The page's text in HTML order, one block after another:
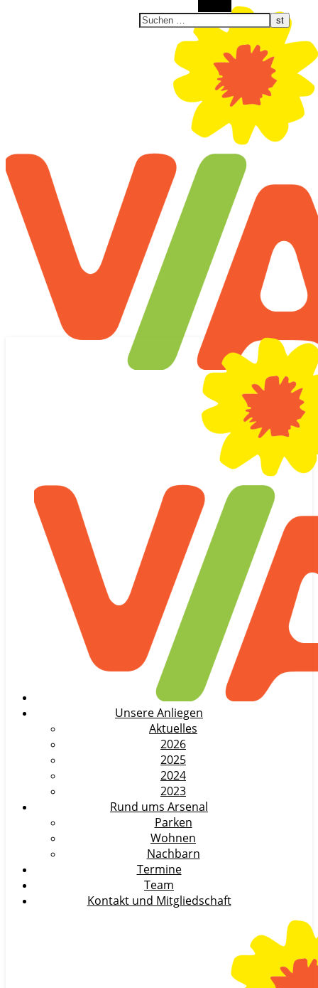
Unsere Anliegen
Aktuelles
2026
2025
2024
2023
Rund ums Arsenal
Parken
Wohnen
Nachbarn
Termine
Team
Kontakt und Mitgliedschaft